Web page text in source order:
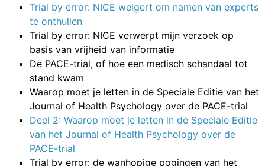
Trial by error: NICE weigert om namen van experts
te onthullen
Trial by error: NICE verwerpt mijn verzoek op
basis van vrijheid van informatie
De PACE-trial, of hoe een medisch schandaal tot
stand kwam
Waarop moet je letten in de Speciale Editie van het
Journal of Health Psychology over de PACE-trial
Deel 2: Waarop moet je letten in de Speciale Editie
van het Journal of Health Psychology over de
PACE-trial
Trial by error: de wanhopige pogingen van het